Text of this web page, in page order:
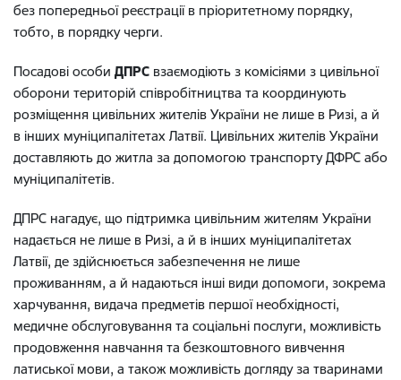
без попередньої реєстрації в пріоритетному порядку,
тобто, в порядку черги.
Посадові особи ДПРС взаємодіють з комісіями з цивільної
оборони територій співробітництва та координують
розміщення цивільних жителів України не лише в Ризі, а й
в інших муніципалітетах Латвії. Цивільних жителів України
доставляють до житла за допомогою транспорту ДФРС або
муніципалітетів.
ДПРС нагадує, що підтримка цивільним жителям України
надається не лише в Ризі, а й в інших муніципалітетах
Латвії, де здійснюється забезпечення не лише
проживанням, а й надаються інші види допомоги, зокрема
харчування, видача предметів першої необхідності,
медичне обслуговування та соціальні послуги, можливість
продовження навчання та безкоштовного вивчення
латиської мови, а також можливість догляду за тваринами